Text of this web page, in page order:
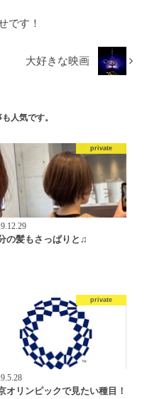
です！
大好きな映画
人気です。
private
の髪もさっぱりと♫
private
オリンピックで見たい種目！